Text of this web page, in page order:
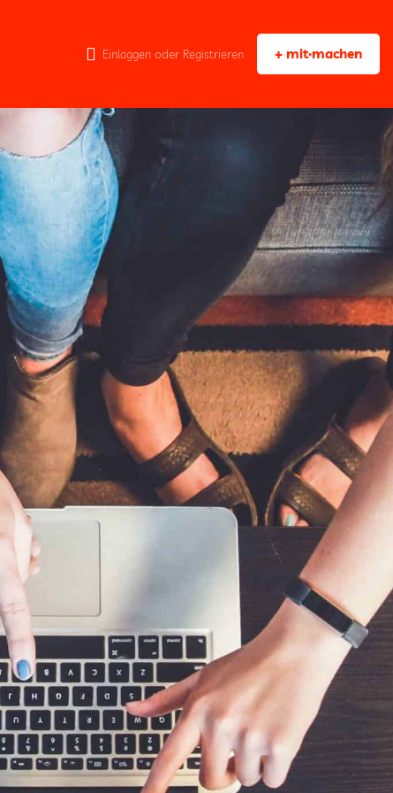
Einloggen oder Registrieren + mit·machen